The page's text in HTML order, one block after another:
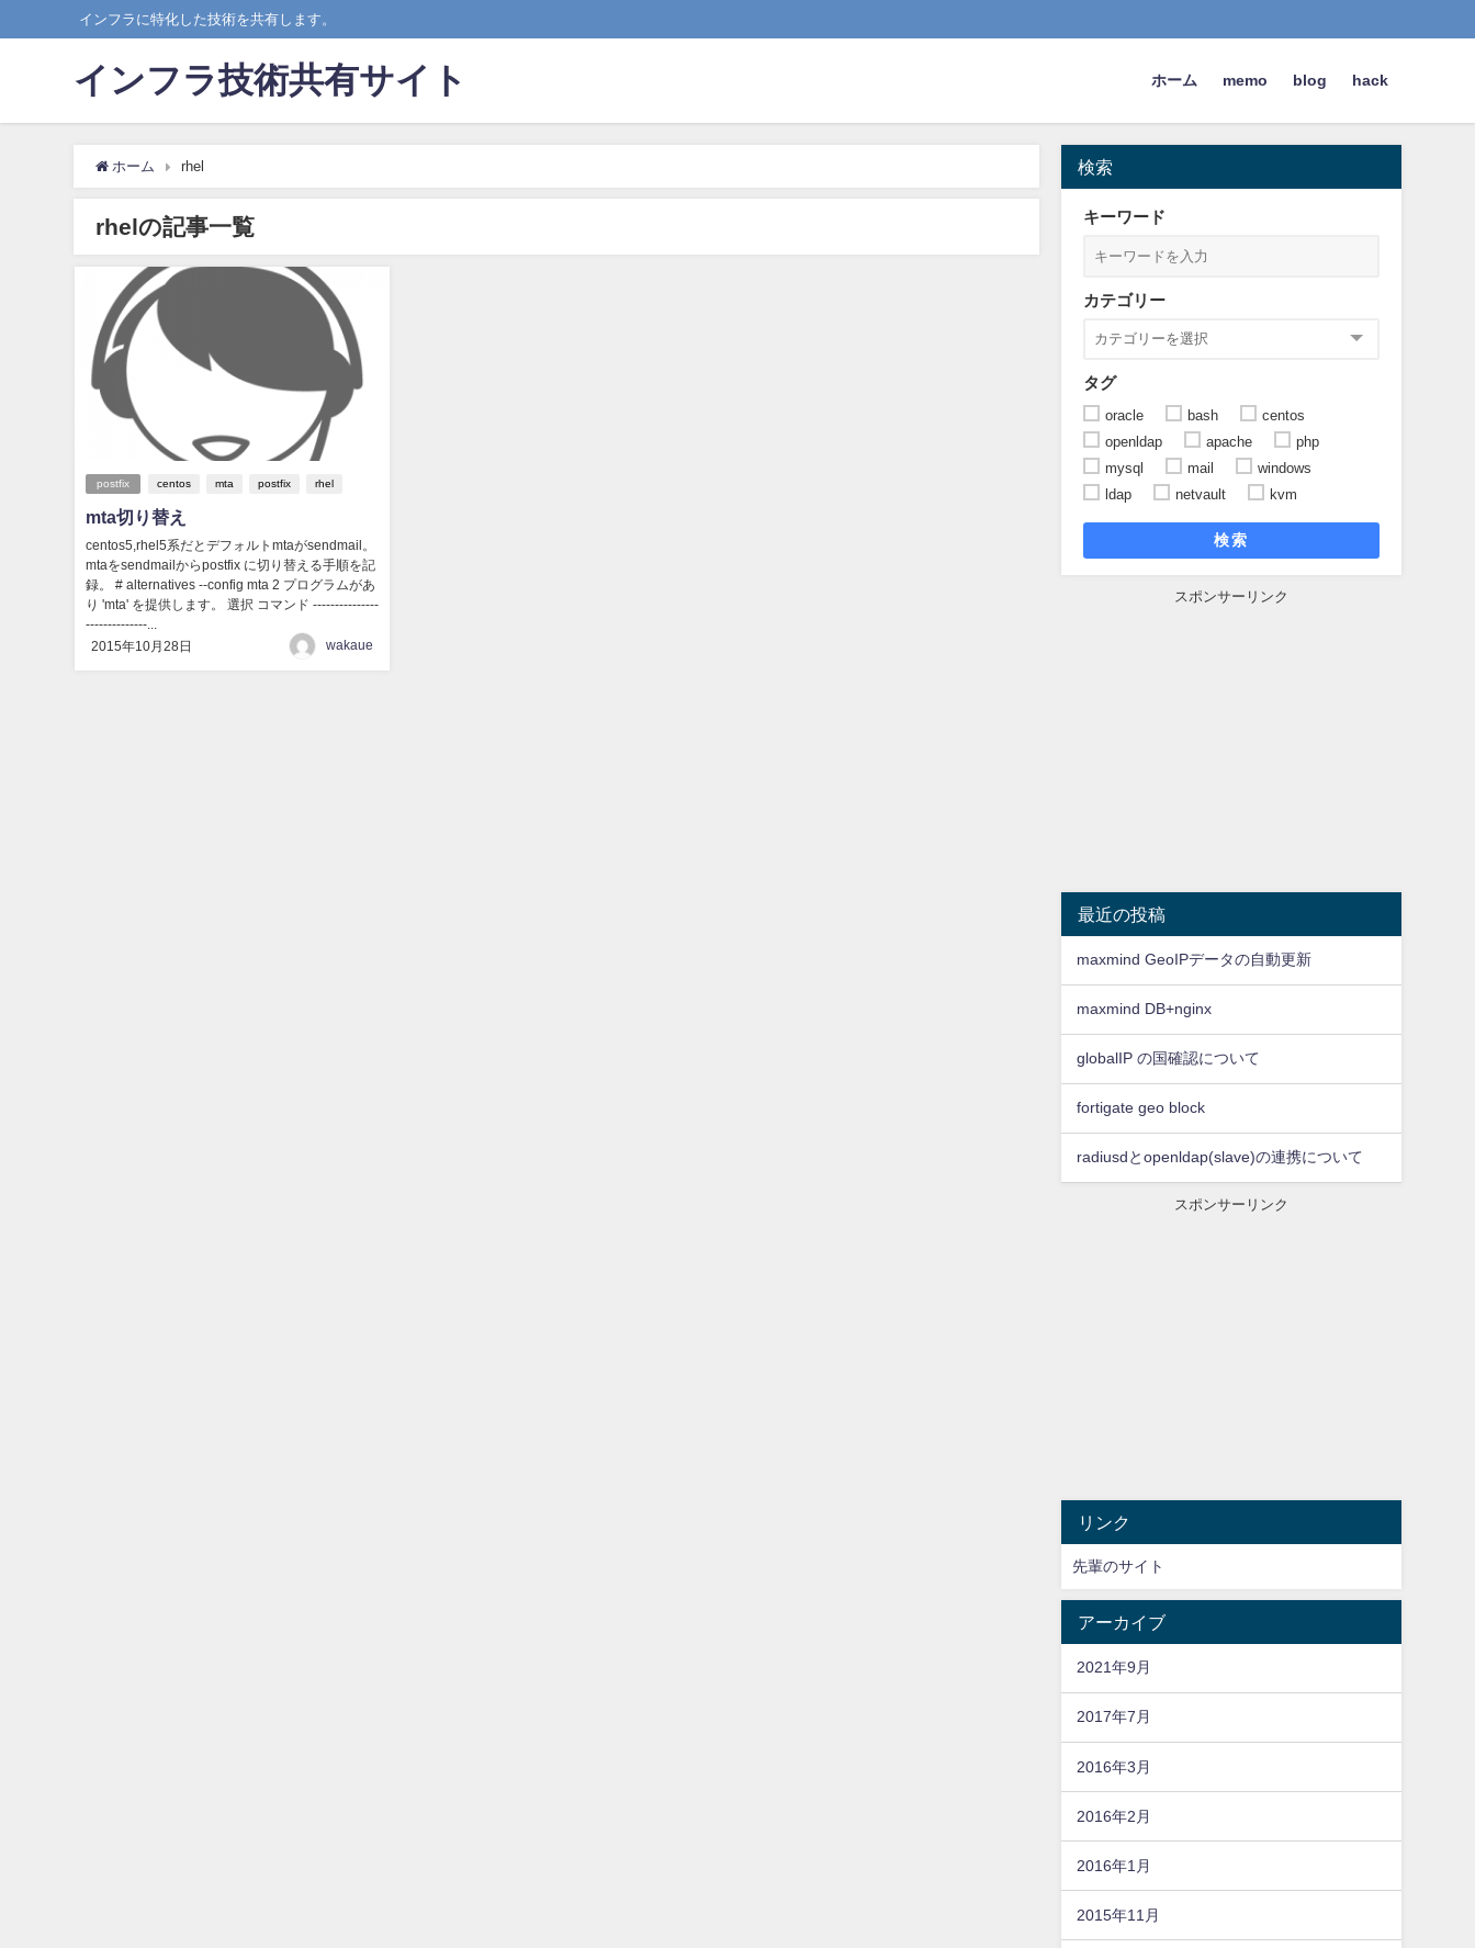
インフラに特化した技術を共有します。
インフラ技術共有サイト ホーム memo blog hack
ホーム rhel
rhelの記事一覧
postfix centos mta postfix rhel
mta切り替え
centos5,rhel5系だとデフォルトmtaがsendmail。
mtaをsendmailからpostfix に切り替える手順を記
録。 # alternatives --config mta 2 プログラムがあ
り 'mta' を提供します。 選択 コマンド ---------------
--------------...
2015年10月28日
wakaue
検索
キーワード
カテゴリー
タグ
oracle bash
centos
openldap
apache
php
mysql
mail
windows
ldap
netvault kvm
検索
スポンサーリンク
最近の投稿
maxmind GeoIPデータの自動更新
maxmind DB+nginx
globalIP の国確認について
fortigate geo block
radiusdとopenldap(slave)の連携について
スポンサーリンク
リンク
先輩のサイト
アーカイブ
2021年9月
2017年7月
2016年3月
2016年2月
2016年1月
2015年11月